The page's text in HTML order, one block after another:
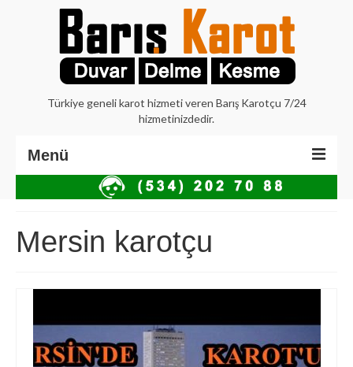
Türkiye geneli karot hizmeti veren Barış Karotçu 7/24
hizmetinizdedir.
Menü
Anasayfa
Hakkımızda
Elmaslı Kesme Karot
Hizmetlerimiz
Mersin karotçu